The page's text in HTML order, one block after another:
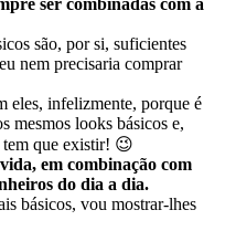
são, por si, suficientes
nem precisaria comprar
infelizmente, porque é
mesmos looks básicos e,
que existir! 😉
em combinação com
do dia a dia.
básicos, vou mostrar-lhes